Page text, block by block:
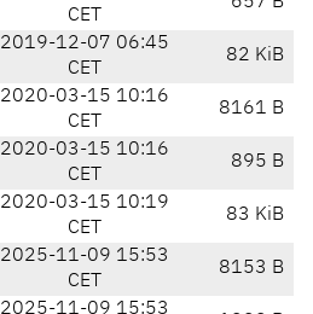
CET
2019-12-07 06:45
CET
82 KiB
2020-03-15 10:16
CET
8161 B
2020-03-15 10:16
CET
895 B
2020-03-15 10:19
CET
83 KiB
2025-11-09 15:53
CET
8153 B
2025-11-09 15:53